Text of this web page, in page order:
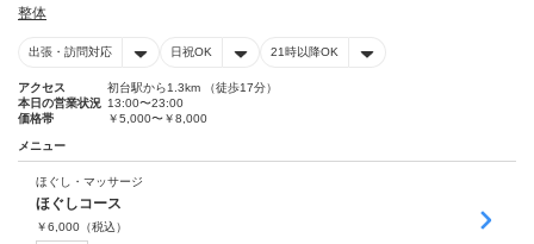
整体
出張・訪問対応 日祝OK 21時以降OK
アクセス
初台駅から1.3km （徒歩17分）
本日の営業状況 13:00〜23:00
価格帯
￥5,000〜￥8,000
メニュー
ほぐし・マッサージ
ほぐしコース
￥6,000 （税込）